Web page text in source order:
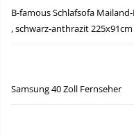
B-famous Schlafsofa
, schwarz-anthrazit 225x91cm
Samsung 40 Zoll Fernseher